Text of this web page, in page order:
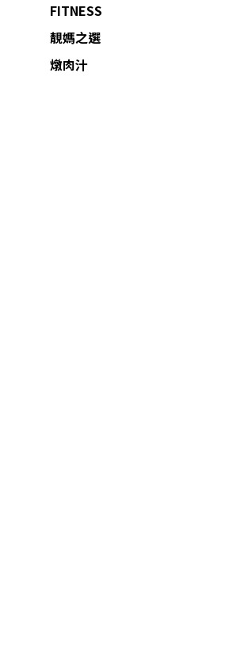
FITNESS
靚媽之選
燉肉汁